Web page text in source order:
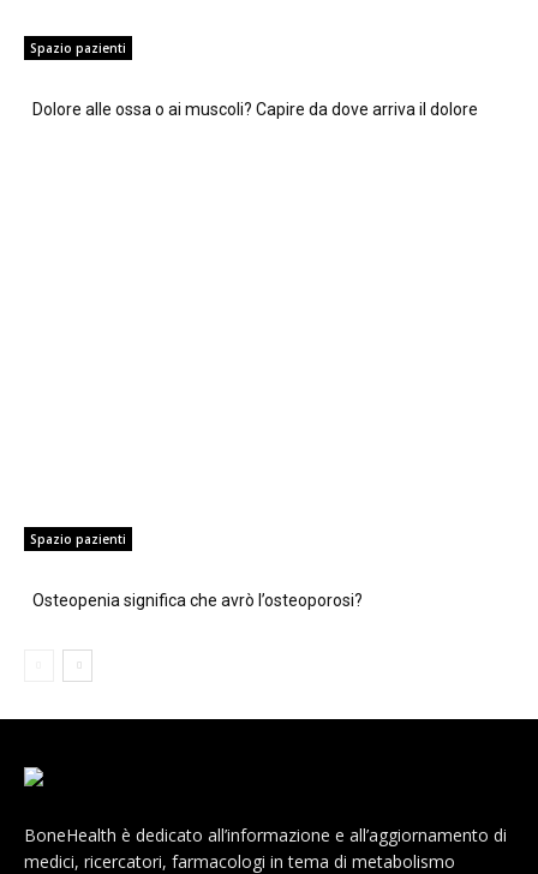
Spazio pazienti
Dolore alle ossa o ai muscoli? Capire da dove arriva il dolore
Spazio pazienti
Osteopenia significa che avrò l’osteoporosi?
BoneHealth è dedicato all’informazione e all’aggiornamento di
medici, ricercatori, farmacologi in tema di metabolismo